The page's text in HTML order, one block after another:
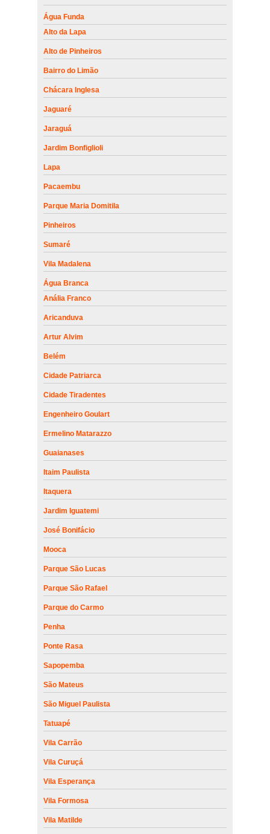
Água Funda
Alto da Lapa
Alto de Pinheiros
Bairro do Limão
Chácara Inglesa
Jaguaré
Jaraguá
Jardim Bonfiglioli
Lapa
Pacaembu
Parque Maria Domitila
Pinheiros
Sumaré
Vila Madalena
Água Branca
Anália Franco
Aricanduva
Artur Alvim
Belém
Cidade Patriarca
Cidade Tiradentes
Engenheiro Goulart
Ermelino Matarazzo
Guaianases
Itaim Paulista
Itaquera
Jardim Iguatemi
José Bonifácio
Mooca
Parque São Lucas
Parque São Rafael
Parque do Carmo
Penha
Ponte Rasa
Sapopemba
São Mateus
São Miguel Paulista
Tatuapé
Vila Carrão
Vila Curuçá
Vila Esperança
Vila Formosa
Vila Matilde